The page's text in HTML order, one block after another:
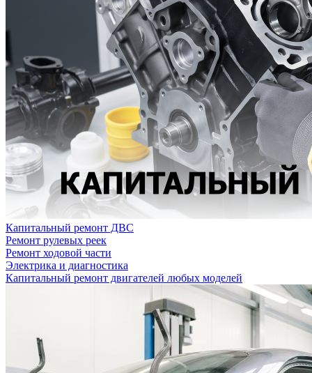
Капитальный ремонт ДВС
Ремонт рулевых реек
Ремонт ходовой части
Электрика и диагностика
Капитальный ремонт двигателей любых моделей